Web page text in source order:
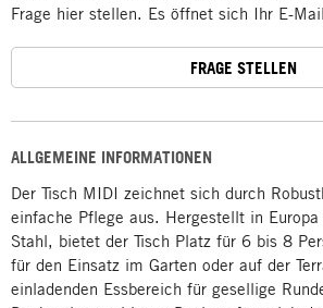
ALLGEMEINE INFORMATIONEN
Der Tisch MIDI zeichnet sich durch
einfache Pflege aus. Hergestellt in
Stahl, bietet der Tisch Platz für 6 bis 8
für den Einsatz im Garten oder auf der
einladenden Essbereich für gesellige
Frage hier stellen. Es öffnet sich Ihr E-
FRAGE STELLEN